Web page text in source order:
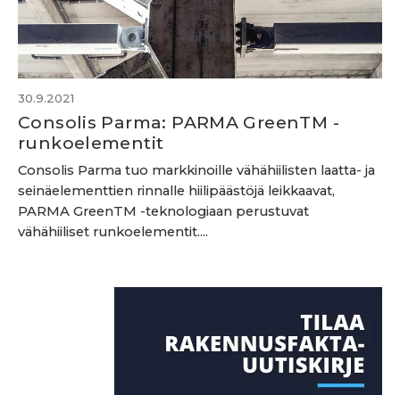
30.9.2021
Consolis Parma: PARMA GreenTM -
runkoelementit
Consolis Parma tuo markkinoille vähähiilisten laatta- ja
seinäelementtien rinnalle hiilipäästöjä leikkaavat,
PARMA GreenTM -teknologiaan perustuvat
vähähiiliset runkoelementit....